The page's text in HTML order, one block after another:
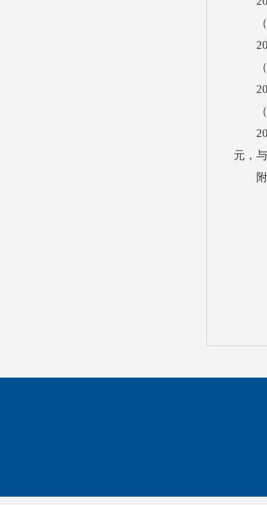
（
（
（
元，
附